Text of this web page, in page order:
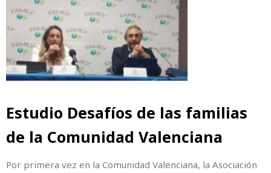
Estudio Desafíos de las familias
de la Comunidad Valenciana
Por primera vez en la Comunidad Valenciana, la Asociación